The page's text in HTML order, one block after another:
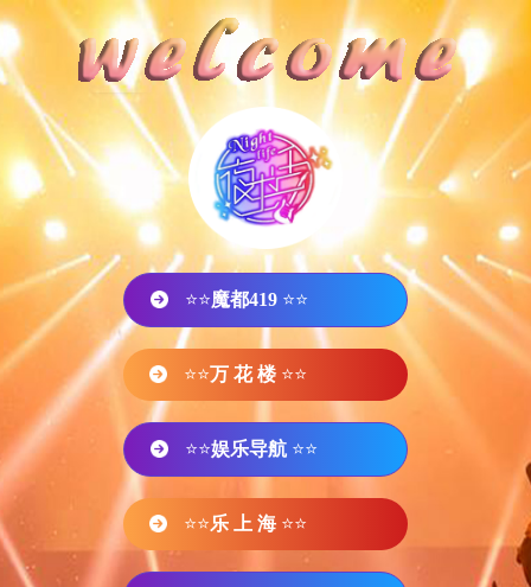
⭐⭐魔都419 ⭐⭐
⭐⭐万 花 楼 ⭐⭐
⭐⭐娱乐导航 ⭐⭐
⭐⭐乐 上 海 ⭐⭐